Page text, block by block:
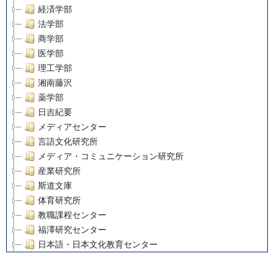
経済学部
法学部
商学部
医学部
理工学部
湘南藤沢
薬学部
日吉紀要
メディアセンター
言語文化研究所
メディア・コミュニケーション研究所
産業研究所
斯道文庫
体育研究所
教職課程センター
福澤研究センター
日本語・日本文化教育センター